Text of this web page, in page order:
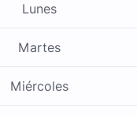
Lunes
Martes
Miércoles